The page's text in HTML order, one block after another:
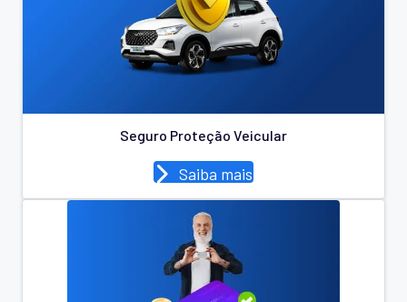
Seguro Proteção Veicular
Saiba mais